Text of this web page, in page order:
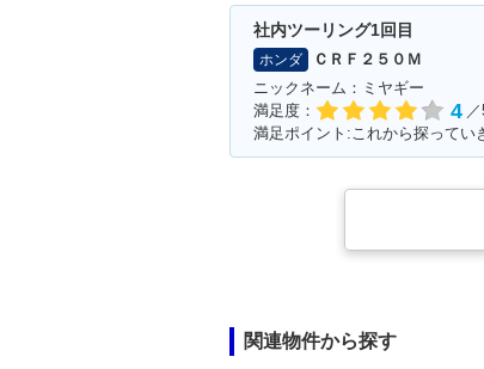
社内ツーリング1回目
ホンダ
ＣＲＦ２５０Ｍ
ニックネーム：ミヤギー
満足度：
4
満足ポイント:これから探ってい
関連物件から探す